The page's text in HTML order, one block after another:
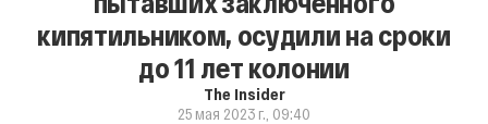
кипятильником, осудили на сроки
до 11 лет колонии
The Insider
25 мая 2023 г., 09:40